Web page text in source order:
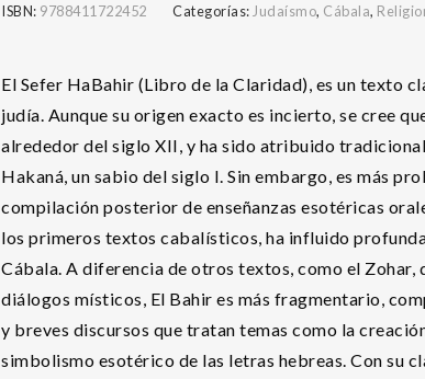
ISBN: 9788411722452 Categorías: Judaísmo, Cábala,
El Sefer HaBahir (Libro de la Claridad), es un texto
judía. Aunque su origen exacto es incierto, se cree
alrededor del siglo XII, y ha sido atribuido
Hakaná, un sabio del siglo I. Sin embargo, es más
compilación posterior de enseñanzas esotéricas
los primeros textos cabalísticos, ha influido
Cábala. A diferencia de otros textos, como el Zohar,
diálogos místicos, El Bahir es más fragmentario,
y breves discursos que tratan temas como la
simbolismo esotérico de las letras hebreas. Con su